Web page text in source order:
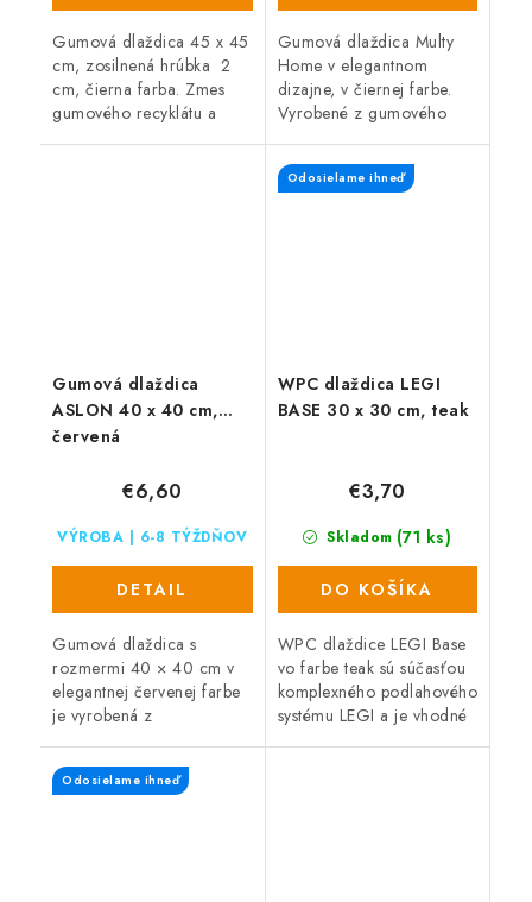
Gumová dlaždica 45 x 45
cm, zosilnená hrúbka 2
cm, čierna farba. Zmes
gumového recyklátu a
Gumová dlaždica Multy
Home v elegantnom
dizajne, v čiernej farbe.
Vyrobené z gumového
vysokú odolnosť a dlhú
životnosť. Veľkosť 50 x 50
Gumová dlaždica
ASLON 40 x 40 cm,
červená
VÝROBA | 6-8 TÝŽDŇOV
€6,60
DETAIL
Gumová dlaždica s
rozmermi 40 × 40 cm v
elegantnej červenej farbe
je vyrobená z
granulátu. Ponúka
protišmykový povrch,
WPC dlaždica LEGI
BASE 30 x 30 cm, teak
Odosielame ihneď
Skladom (71 ks)
€3,70
DO KOŠÍKA
WPC dlaždice LEGI Base
vo farbe teak sú súčasťou
komplexného podlahového
systému LEGI a je vhodné
Odosielame ihneď